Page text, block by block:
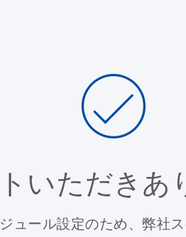
いただきあ
ュール設定のため、弊社